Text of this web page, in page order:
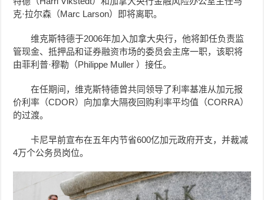
克·拉尔森（Marc Larson）即将离职。
维克斯特德于2006年加入加拿大央行，他将卸任负责监
管现金、抵押品和证券融资市场的委员会主席一职，该职将
由菲利普·穆勒（Philippe Muller ）接任。
在任期间，维克斯特德曾共同领导了利率基准从加元报
价利率（CDOR）向加拿大隔夜回购利率平均值（CORRA）
的过渡。
卡尼早前宣布在五年内节省600亿加元政府开支，并裁减
4万个公务员岗位。